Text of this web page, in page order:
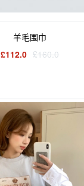
羊毛围巾
£112.0 £160.0